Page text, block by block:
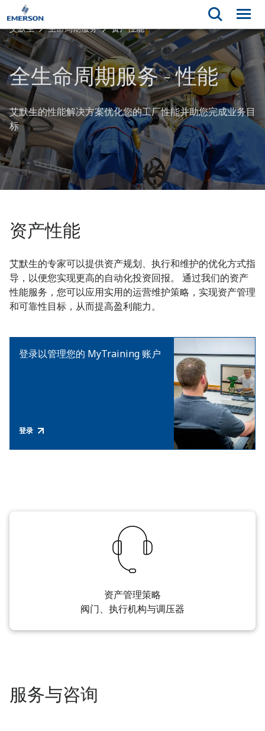
艾默生 生命周期服务 资产性能
全生命周期服务 - 性能
艾默生的性能解决方案优化您的工厂性能并助您完成业务目
标
资产性能
艾默生的专家可以提供资产规划、执行和维护的优化方式指
导，以便您实现更高的自动化投资回报。 通过我们的资产
性能服务，您可以应用实用的运营维护策略，实现资产管理
和可靠性目标，从而提高盈利能力。
登录以管理您的 MyTraining 账户
登录
资产管理策略
阀门、执行机构与调压器
服务与咨询